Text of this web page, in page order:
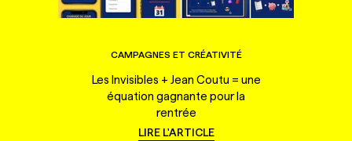
CAMPAGNES ET CRÉATIVITÉ
Les Invisibles + Jean Coutu = une
équation gagnante pour la
rentrée
LIRE L'ARTICLE